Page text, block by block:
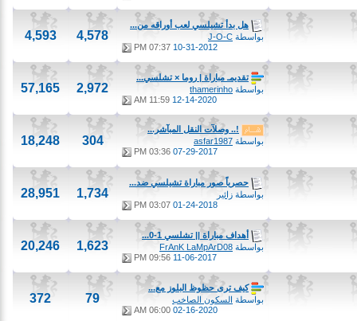
هل بدأ تشيلسي لعب أوراقه من...
بواسطةJ-O-C
10-31-2012
07:37 PM
4,578
4,593
تقديمـ مباراة | روما × تشلسي...
بواسطةthamerinho
12-14-2020
11:59 AM
2,972
57,165
!.. وصلآت النقل المبآشر...
بواسطةasfar1987
07-29-2017
03:36 PM
304
18,248
حصرياً صور مباراة تشيلسي ضد...
بواسطةزائير
01-24-2018
03:07 PM
1,734
28,951
أهداف مباراة || تشلسي 1-0...
بواسطةFrAnK LaMpArD08
11-06-2017
09:56 PM
1,623
20,246
كيف ترى حظوظ البلوز مع...
بواسطةالسكون الصاخب
02-16-2020
06:00 AM
372